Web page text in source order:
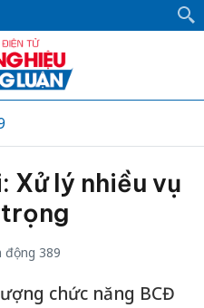
Xử lý nhiều vụ
động 389
chức năng BCĐ